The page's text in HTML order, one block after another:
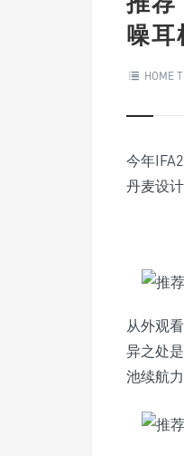
噪
HOME
今年
丹麦设
从外观
异之处
池续航